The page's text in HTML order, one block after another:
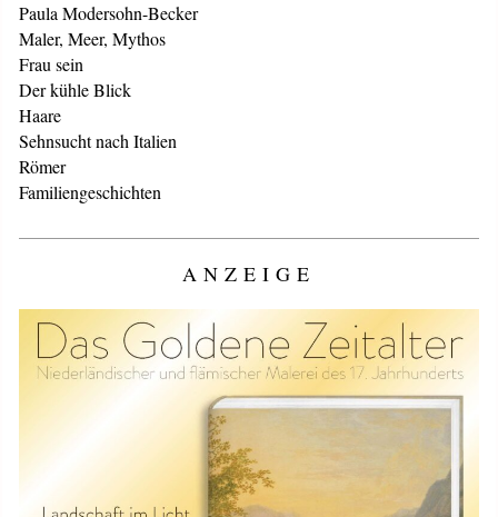
Paula Modersohn-Becker
Maler, Meer, Mythos
Frau sein
Der kühle Blick
Haare
Sehnsucht nach Italien
Römer
Familiengeschichten
ANZEIGE